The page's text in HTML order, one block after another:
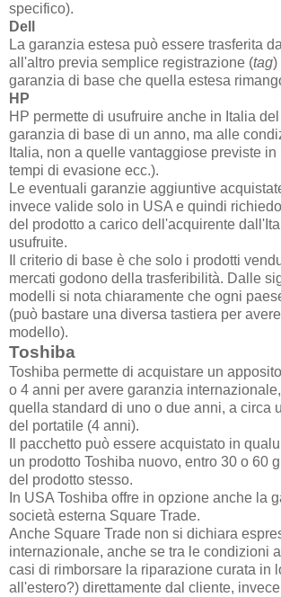
specifico).
Dell
La garanzia estesa può essere trasferita
all'altro previa semplice registrazione (tag)
garanzia di base che quella estesa
HP
HP permette di usufruire anche in Italia
garanzia di base di un anno, ma alle
Italia, non a quelle vantaggiose previste in
tempi di evasione ecc.).
Le eventuali garanzie aggiuntive
invece valide solo in USA e quindi
del prodotto a carico dell'acquirente
usufruite.
Il criterio di base è che solo i prodotti
mercati godono della trasferibilità. Dalle
modelli si nota chiaramente che ogni
(può bastare una diversa tastiera per
modello).
Toshiba
Toshiba permette di acquistare un
o 4 anni per avere garanzia
quella standard di uno o due anni, a circa
del portatile (4 anni).
Il pacchetto può essere acquistato in
un prodotto Toshiba nuovo, entro 30 o 60
del prodotto stesso.
In USA Toshiba offre in opzione anche la
società esterna Square Trade.
Anche Square Trade non si dichiara
internazionale, anche se tra le condizioni
casi di rimborsare la riparazione curata in
all'estero?) direttamente dal cliente,